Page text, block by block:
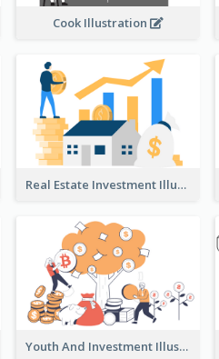
Cook Illustration
Real Estate Investment Illustration
Youth And Investment Illustration